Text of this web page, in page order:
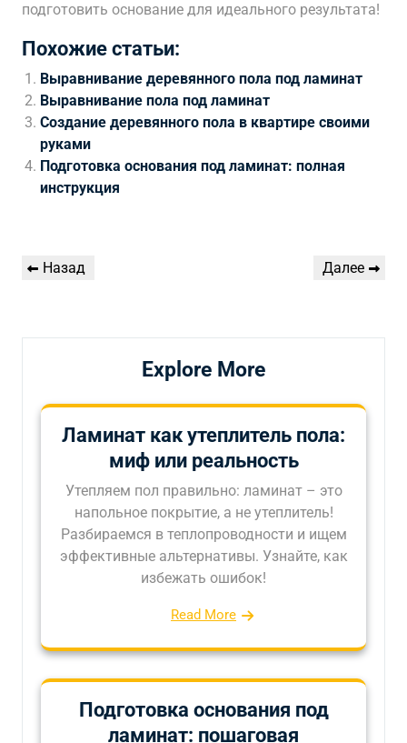
подготовить основание для идеального результата!
Похожие статьи:
Выравнивание деревянного пола под ламинат
Выравнивание пола под ламинат
Создание деревянного пола в квартире своими
руками
Подготовка основания под ламинат: полная
инструкция
Навигация
Предыдущая
Назад
Следующая
Далее
Explore More
Ламинат как утеплитель пола:
миф или реальность
Утепляем пол правильно: ламинат – это
напольное покрытие, а не утеплитель!
Разбираемся в теплопроводности и ищем
эффективные альтернативы. Узнайте, как
избежать ошибок!
Read More
Подготовка основания под
ламинат: пошаговая